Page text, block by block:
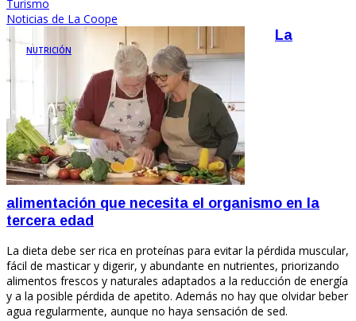
Turismo
Noticias de La Coope
NUTRICIÓN
La
alimentación que necesita el organismo en la
tercera edad
La dieta debe ser rica en proteínas para evitar la pérdida muscular,
fácil de masticar y digerir, y abundante en nutrientes, priorizando
alimentos frescos y naturales adaptados a la reducción de energía
y a la posible pérdida de apetito. Además no hay que olvidar beber
agua regularmente, aunque no haya sensación de sed.